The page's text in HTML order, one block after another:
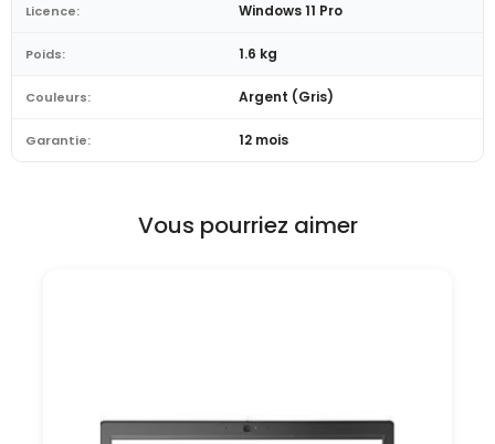
Licence: Windows 11 Pro
Poids: 1.6 kg
Couleurs: Argent (Gris)
Garantie: 12 mois
Vous pourriez aimer